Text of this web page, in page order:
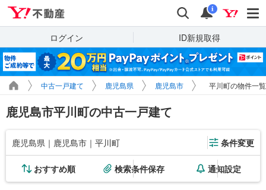
検索 通知
i
ログイン ID新規取得
中古一戸建て 鹿児島県 鹿児島市 平川町の物件一覧
鹿児島市平川町の中古一戸建て
鹿児島県｜鹿児島市｜平川町 条件変更
おすすめ順 検索条件保存 通知設定